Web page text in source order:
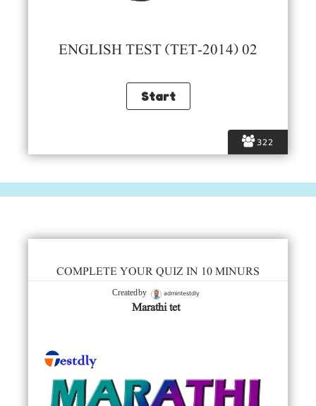
322
ENGLISH TEST (TET-2014) 02
COMPLETE YOUR QUIZ IN 10 MINURS
Created by admintestdly
Marathi tet